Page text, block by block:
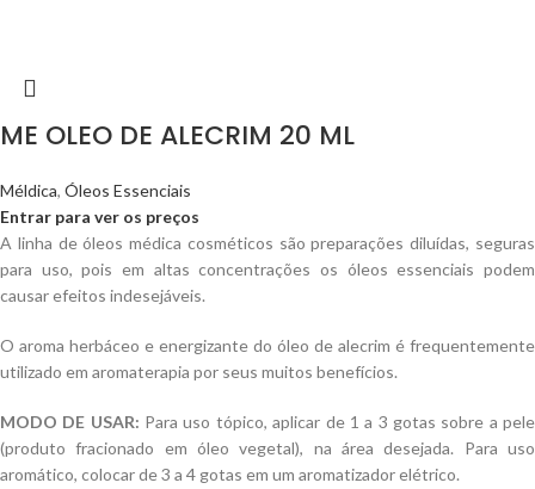
ME OLEO DE ALECRIM 20 ML
Méldica, Óleos Essenciais
Entrar para ver os preços
A linha de óleos médica cosméticos são preparações diluídas, seguras
para uso, pois em altas concentrações os óleos essenciais podem
causar efeitos indesejáveis.
O aroma herbáceo e energizante do óleo de alecrim é frequentemente
utilizado em aromaterapia por seus muitos benefícios.
MODO DE USAR: Para uso tópico, aplicar de 1 a 3 gotas sobre a pele
(produto fracionado em óleo vegetal), na área desejada. Para uso
aromático, colocar de 3 a 4 gotas em um aromatizador elétrico.